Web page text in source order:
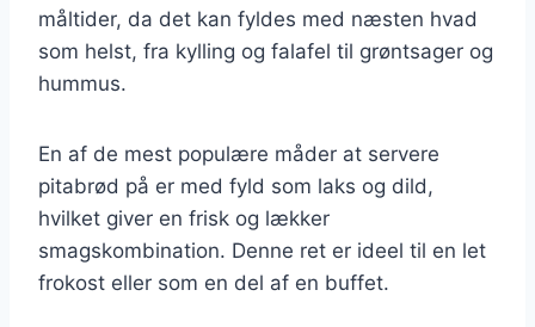
måltider, da det kan fyldes med næsten hvad
som helst, fra kylling og falafel til grøntsager og
hummus.
En af de mest populære måder at servere
pitabrød på er med fyld som laks og dild,
hvilket giver en frisk og lækker
smagskombination. Denne ret er ideel til en let
frokost eller som en del af en buffet.